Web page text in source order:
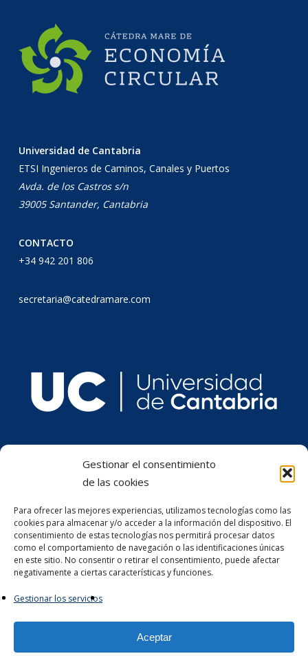
Gestionar el consentimiento
de las cookies
Para ofrecer las mejores experiencias, utilizamos tecnologías como las
cookies para almacenar y/o acceder a la información del dispositivo. El
consentimiento de estas tecnologías nos permitirá procesar datos
como el comportamiento de navegación o las identificaciones únicas
en este sitio. No consentir o retirar el consentimiento, puede afectar
negativamente a ciertas características y funciones.
Gestionar los servicios
Aceptar
Universidad de Cantabria
ETSI Ingenieros de Caminos, Canales y Puertos
Avda. de los Castros s/n
39005 Santander, Cantabria
CONTACTO
+34 942 201 806
secretaria@catedramare.com